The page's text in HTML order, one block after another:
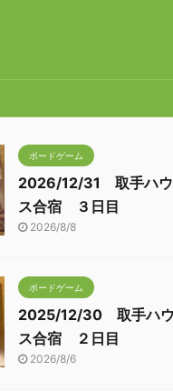
ボードゲーム
2026/12/31 取手ハウ
ス合宿 ３日目
2026/8/8
ボードゲーム
2025/12/30 取手ハウ
ス合宿 ２日目
2026/8/6